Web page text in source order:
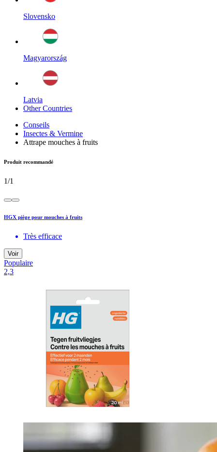
Slovensko
Magyarország
Latvia
Other Countries
Conseils
Insectes & Vermine
Attrape mouches à fruits
Produit recommandé
1/1
HGX piège pour mouches à fruits
Très efficace
Voir
Populaire
2,3